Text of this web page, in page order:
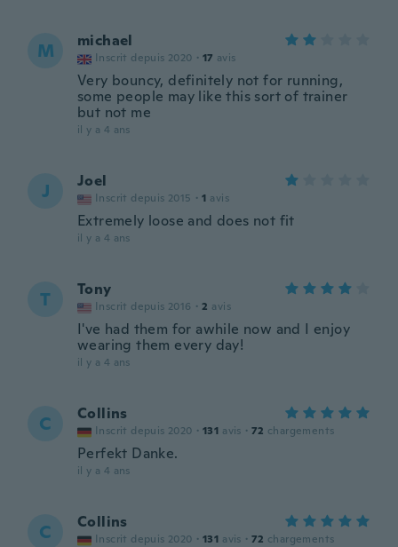
M michael
Inscrit depuis 2020 · 17 avis
Very bouncy, definitely not for running,
some people may like this sort of trainer
but not me
il y a 4 ans
J Joel
Inscrit depuis 2015 · 1 avis
Extremely loose and does not fit
il y a 4 ans
T Tony
Inscrit depuis 2016 · 2 avis
I've had them for awhile now and I enjoy
wearing them every day!
il y a 4 ans
C Collins
Inscrit depuis 2020 · 131 avis · 72 chargements
Perfekt Danke.
il y a 4 ans
C Collins
Inscrit depuis 2020 · 131 avis · 72 chargements